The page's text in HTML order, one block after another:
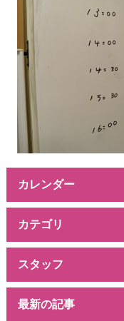
カレンダー
カテゴリ
スタッフ
最新の記事